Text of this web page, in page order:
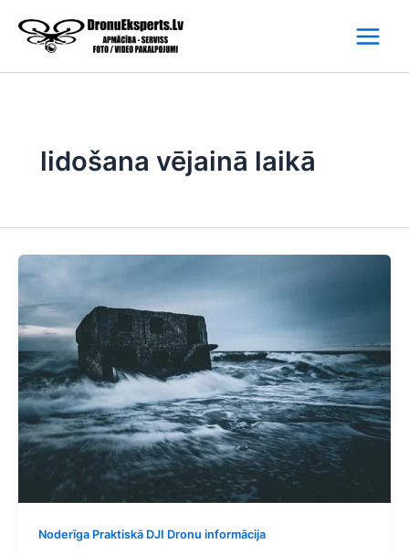
content
lidošana vējainā laikā
Noderīga Praktiskā DJI Dronu informācija